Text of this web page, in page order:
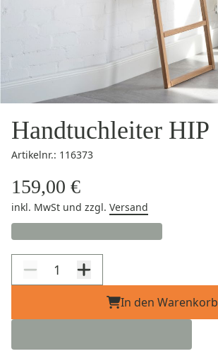
Handtuchleiter HIP
Artikelnr.: 116373
159,00 €
inkl. MwSt und zzgl. Versand
In den Warenkorb